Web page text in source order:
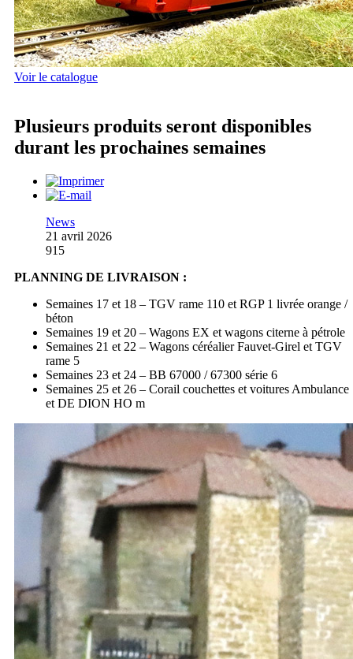
Voir le catalogue
Plusieurs produits seront disponibles
durant les prochaines semaines
News
21 avril 2026
915
PLANNING DE LIVRAISON :
Semaines 17 et 18 – TGV rame 110 et RGP 1 livrée orange /
béton
Semaines 19 et 20 – Wagons EX et wagons citerne à pétrole
Semaines 21 et 22 – Wagons céréalier Fauvet-Girel et TGV
rame 5
Semaines 23 et 24 – BB 67000 / 67300 série 6
Semaines 25 et 26 – Corail couchettes et voitures Ambulance
et DE DION HO m